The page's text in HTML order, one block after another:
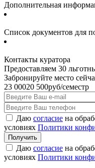
Дополнительная
Список документов для
Контакты куратора
Предоставляем 30
Забронируйте место
23 00020 500руб/семестр
Даю согласие на
условиях Политики
Даю согласие на
условиях Политики